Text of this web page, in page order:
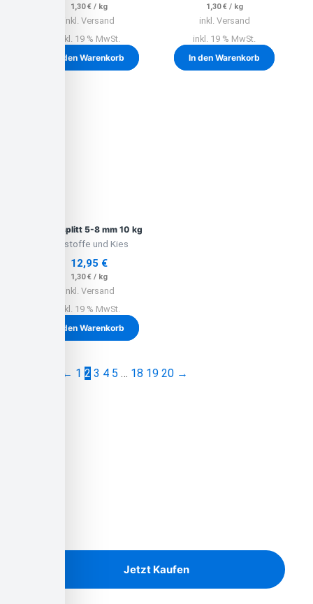
1,30€/ kg
inkl. Versand
inkl. 19 % MwSt.
In den Warenkorb
1,30€/ kg
inkl. Versand
inkl. 19 % MwSt.
In den Warenkorb
Granitsplitt 5-8 mm 10 kg
Baustoffe und Kies
12,95 €
1,30€/ kg
inkl. Versand
inkl. 19 % MwSt.
In den Warenkorb
← 1 2 3 4 5 … 18 19 20 →
Jetzt Kaufen